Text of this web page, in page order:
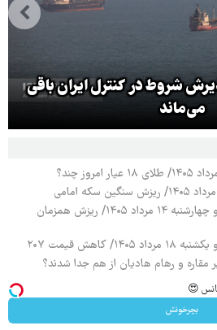
شروط در کنترل ایران باقی
می‌ماند
قیمت محصولات ایران خودرو چهارشنبه ۱۴ مرداد ۱۴۰۵/ ریزش همزمان
قیمت ۲۰۷
مقاره و رهام هادیان از هم جدا شدند؟
بچرخونش